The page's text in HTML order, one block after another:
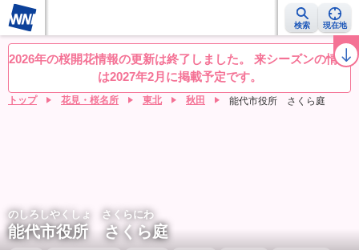
検索 現在地
桜レーダー 名所ランキング 桜開花予想NEWS お花見動画 目的別
2026年の桜開花情報の更新は終了しました。 来シーズンの情報
は2027年2月に掲載予定です。
トップ 花見・桜名所 東北 秋田 能代市役所 さくら庭
のしろしやくしょ さくらにわ
能代市役所 さくら庭